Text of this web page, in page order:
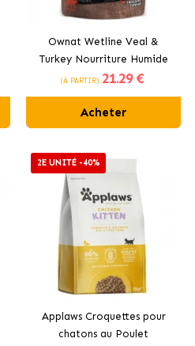
Ownat Wetline Veal &
Turkey Nourriture Humide
Pour Chats avec Veal et
(À PARTIR) 21.29 €
Acheter
2E UNITÉ -40%
Applaws Croquettes pour
chatons au Poulet